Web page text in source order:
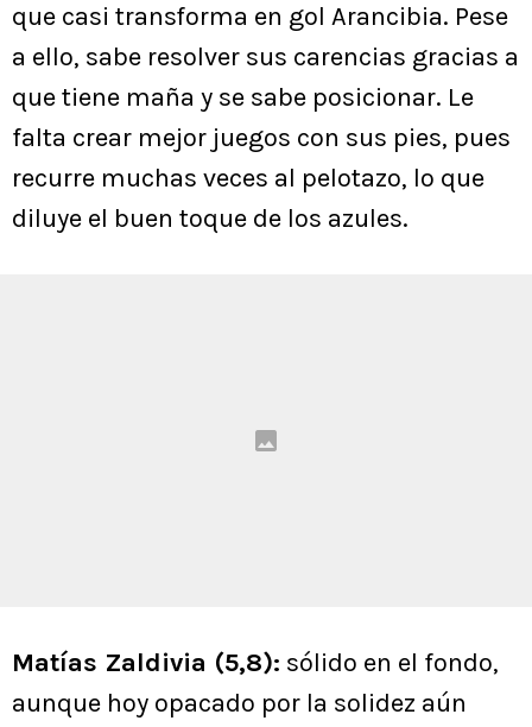
que casi transforma en gol Arancibia. Pese
a ello, sabe resolver sus carencias gracias a
que tiene maña y se sabe posicionar. Le
falta crear mejor juegos con sus pies, pues
recurre muchas veces al pelotazo, lo que
diluye el buen toque de los azules.
Matías Zaldivia (5,8): sólido en el fondo,
aunque hoy opacado por la solidez aún